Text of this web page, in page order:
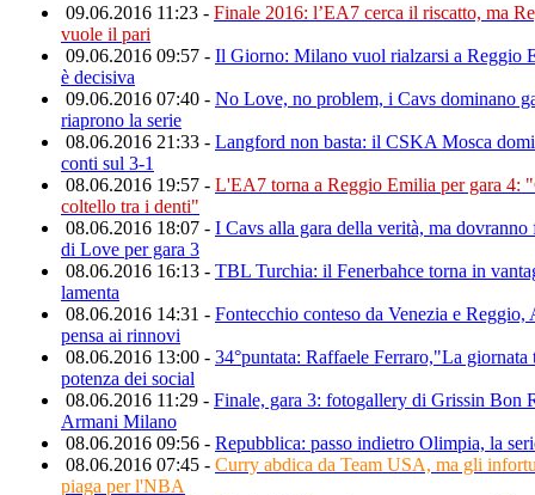
09.06.2016 11:23 - Finale 2016: l’EA7 cerca il riscatto, ma
vuole il pari
09.06.2016 09:57 - Il Giorno: Milano vuol rialzarsi a Reggio
è decisiva
09.06.2016 07:40 - No Love, no problem, i Cavs dominano
riaprono la serie
08.06.2016 21:33 - Langford non basta: il CSKA Mosca
conti sul 3-1
08.06.2016 19:57 - L'EA7 torna a Reggio Emilia per gara 4:
coltello tra i denti"
08.06.2016 18:07 - I Cavs alla gara della verità, ma dovranno
di Love per gara 3
08.06.2016 16:13 - TBL Turchia: il Fenerbahce torna in
lamenta
08.06.2016 14:31 - Fontecchio conteso da Venezia e Reggio,
pensa ai rinnovi
08.06.2016 13:00 - 34°puntata: Raffaele Ferraro,"La giornata
potenza dei social
08.06.2016 11:29 - Finale, gara 3: fotogallery di Grissin Bon
Armani Milano
08.06.2016 09:56 - Repubblica: passo indietro Olimpia, la
08.06.2016 07:45 - Curry abdica da Team USA, ma gli
piaga per l'NBA